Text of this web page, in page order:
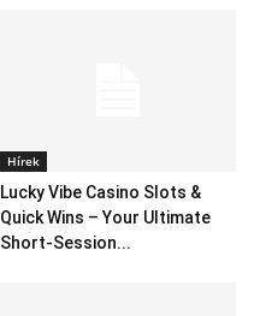
Hírek
Lucky Vibe Casino Slots &
Quick Wins – Your Ultimate
Short‑Session...